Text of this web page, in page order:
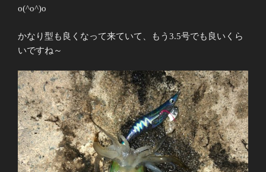
o(^o^)o
かなり型も良くなって来ていて、もう3.5号でも良いくら
いですね～